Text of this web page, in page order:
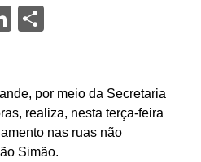
LinkedIn
por meio da Secretaria
realiza, nesta terça-feira
nas ruas não
Simão.